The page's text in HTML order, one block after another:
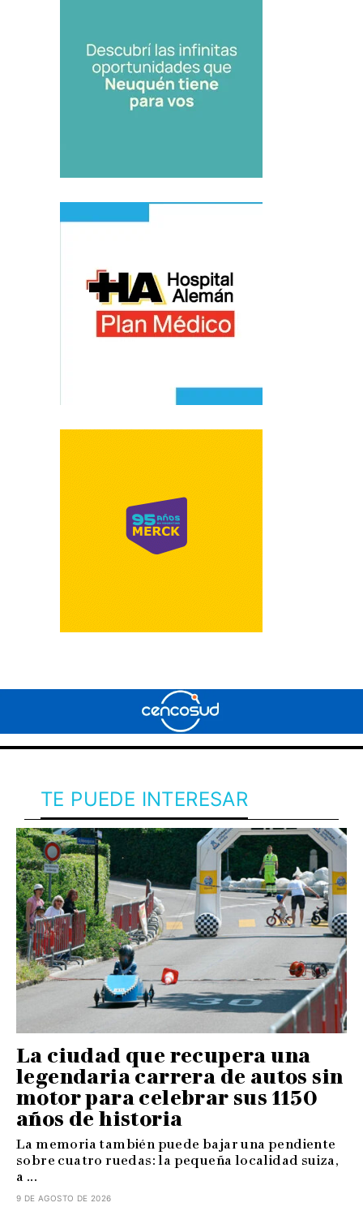
TE PUEDE INTERESAR
La ciudad que recupera una
legendaria carrera de autos sin
motor para celebrar sus 1150
años de historia
La memoria también puede bajar una pendiente
sobre cuatro ruedas: la pequeña localidad suiza,
a ...
9 DE AGOSTO DE 2026